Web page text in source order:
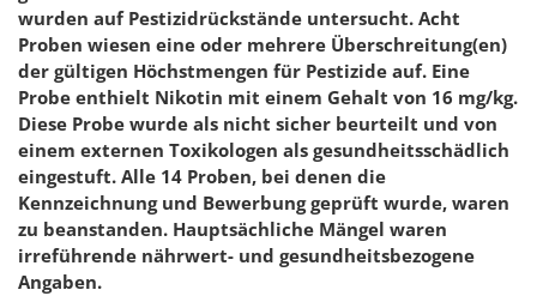
wurden auf Pestizidrückstände untersucht. Acht
Proben wiesen eine oder mehrere Überschreitung(en)
der gültigen Höchstmengen für Pestizide auf. Eine
Probe enthielt Nikotin mit einem Gehalt von 16 mg/kg.
Diese Probe wurde als nicht sicher beurteilt und von
einem externen Toxikologen als gesundheitsschädlich
eingestuft. Alle 14 Proben, bei denen die
Kennzeichnung und Bewerbung geprüft wurde, waren
zu beanstanden. Hauptsächliche Mängel waren
irreführende nährwert- und gesundheitsbezogene
Angaben.